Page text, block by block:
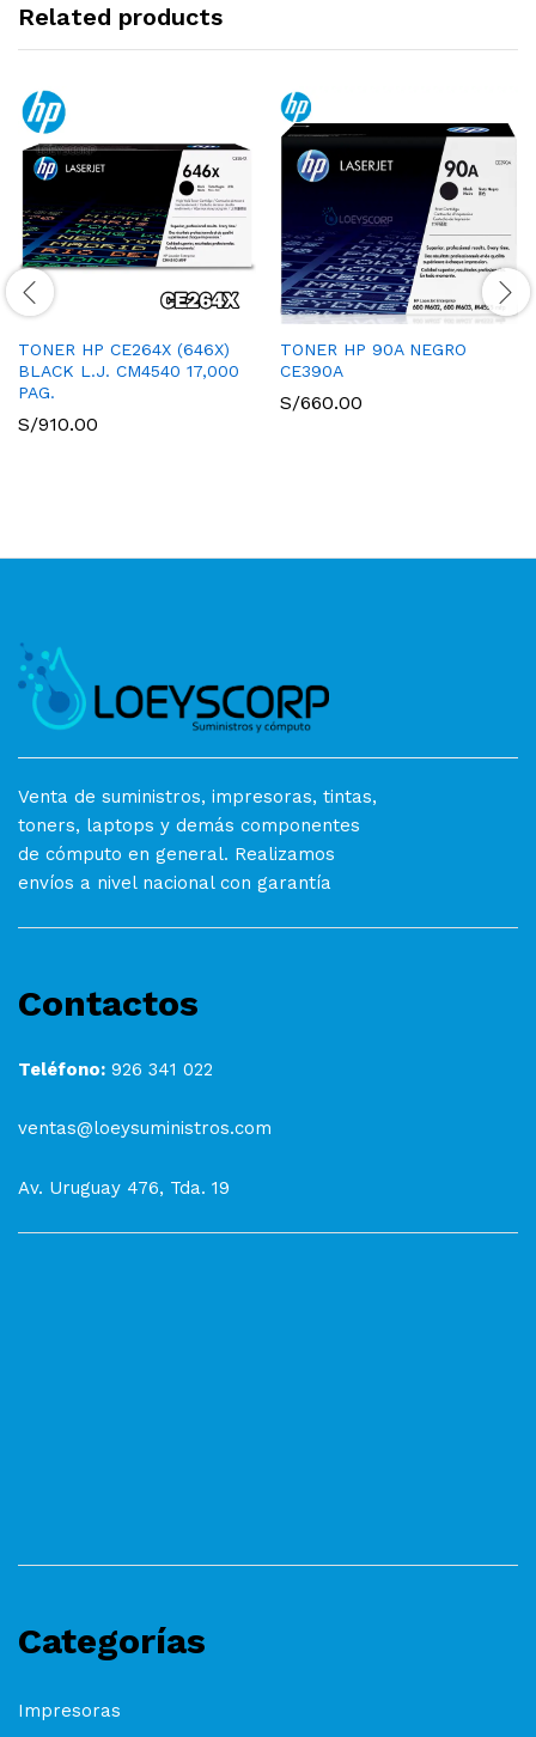
Related products
TONER HP CE264X (646X)
BLACK L.J. CM4540 17,000
PAG.
S/910.00
TONER HP 90A NEGRO
CE390A
S/660.00
Venta de suministros, impresoras, tintas,
toners, laptops y demás componentes
de cómputo en general. Realizamos
envíos a nivel nacional con garantía
Contactos
Teléfono: 926 341 022
ventas@loeysuministros.com
Av. Uruguay 476, Tda. 19
Categorías
Impresoras